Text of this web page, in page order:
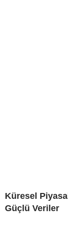
Küresel
Güçlü Veriler